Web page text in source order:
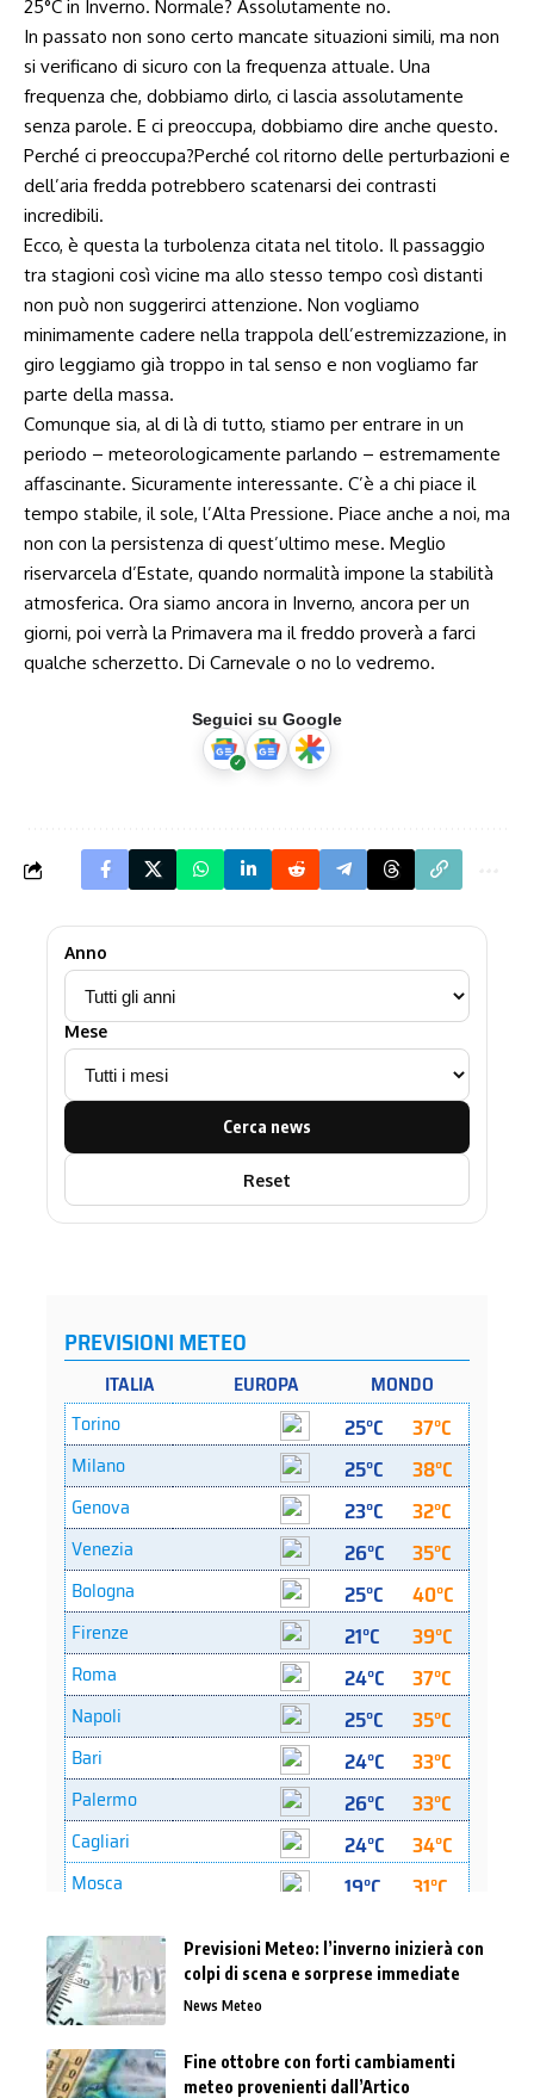
25°C in Inverno. Normale? Assolutamente no.
In passato non sono certo mancate situazioni simili, ma non
si verificano di sicuro con la frequenza attuale. Una
frequenza che, dobbiamo dirlo, ci lascia assolutamente
senza parole. E ci preoccupa, dobbiamo dire anche questo.
Perché ci preoccupa?Perché col ritorno delle perturbazioni e
dell’aria fredda potrebbero scatenarsi dei contrasti
incredibili.
Ecco, è questa la turbolenza citata nel titolo. Il passaggio
tra stagioni così vicine ma allo stesso tempo così distanti
non può non suggerirci attenzione. Non vogliamo
minimamente cadere nella trappola dell’estremizzazione, in
giro leggiamo già troppo in tal senso e non vogliamo far
parte della massa.
Comunque sia, al di là di tutto, stiamo per entrare in un
periodo – meteorologicamente parlando – estremamente
affascinante. Sicuramente interessante. C’è a chi piace il
tempo stabile, il sole, l’Alta Pressione. Piace anche a noi, ma
non con la persistenza di quest’ultimo mese. Meglio
riservarcela d’Estate, quando normalità impone la stabilità
atmosferica. Ora siamo ancora in Inverno, ancora per un
giorni, poi verrà la Primavera ma il freddo proverà a farci
qualche scherzetto. Di Carnevale o no lo vedremo.
Seguici su Google
Anno
Mese
Cerca news
Reset
Previsioni Meteo: l’inverno inizierà con
colpi di scena e sorprese immediate
News Meteo
Fine ottobre con forti cambiamenti
meteo provenienti dall’Artico